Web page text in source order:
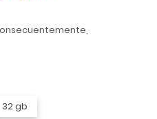
32 gb